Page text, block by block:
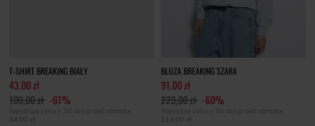
T-SHIRT BREAKING BIAŁY
43,00 zł
109,00 zł -61%
Najniższa cena z 30 dni przed obniżką
54,00 zł
BLUZA BREAKING SZARA
91,00 zł
229,00 zł -60%
Najniższa cena z 30 dni przed obniżką
114,00 zł